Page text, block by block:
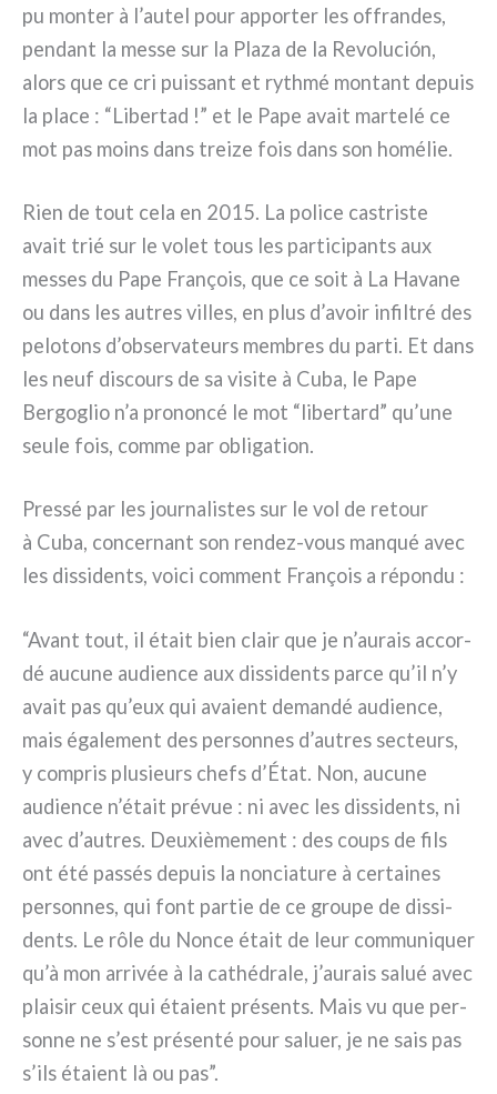
pu mon­ter à l’autel pour appor­ter les offran­des,
pen­dant la mes­se sur la Plaza de la Revolución,
alors que ce cri puis­sant et ryth­mé mon­tant depuis
la pla­ce : “Libertad !” et le Pape avait mar­te­lé ce
mot pas moins dans trei­ze fois dans son homé­lie.
Rien de tout cela en 2015. La poli­ce castri­ste
avait trié sur le volet tous les par­ti­ci­pan­ts aux
mes­ses du Pape François, que ce soit à La Havane
ou dans les autres vil­les, en plus d’avoir infil­tré des
pelo­tons d’observateurs mem­bres du par­ti. Et dans
les neuf discours de sa visi­te à Cuba, le Pape
Bergoglio n’a pro­non­cé le mot “liber­tard” qu’une
seu­le fois, com­me par obli­ga­tion.
Pressé par les jour­na­li­stes sur le vol de retour
à Cuba, con­cer­nant son rendez-vous man­qué avec
les dis­si­den­ts, voi­ci com­ment François a répon­du :
“Avant tout, il était bien clair que je n’aurais accor­
dé aucu­ne audien­ce aux dis­si­den­ts par­ce qu’il n’y
avait pas qu’eux qui ava­ient deman­dé audien­ce,
mais éga­le­ment des per­son­nes d’autres sec­teurs,
y com­pris plu­sieurs chefs d’État. Non, aucu­ne
audien­ce n’était pré­vue : ni avec les dis­si­den­ts, ni
avec d’autres. Deuxièmement : des coups de fils
ont été pas­sés depuis la non­cia­tu­re à cer­tai­nes
per­son­nes, qui font par­tie de ce grou­pe de dis­si­
den­ts. Le rôle du Nonce était de leur com­mu­ni­quer
qu’à mon arri­vée à la cathé­dra­le, j’aurais salué avec
plai­sir ceux qui éta­ient pré­sen­ts. Mais vu que per­
son­ne ne s’est pré­sen­té pour saluer, je ne sais pas
s’ils éta­ient là ou pas”.